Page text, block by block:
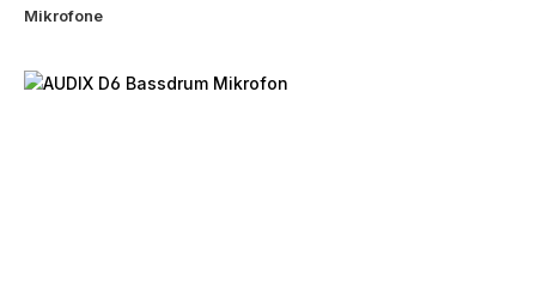
Mikrofone
Bildergalerie überspringen